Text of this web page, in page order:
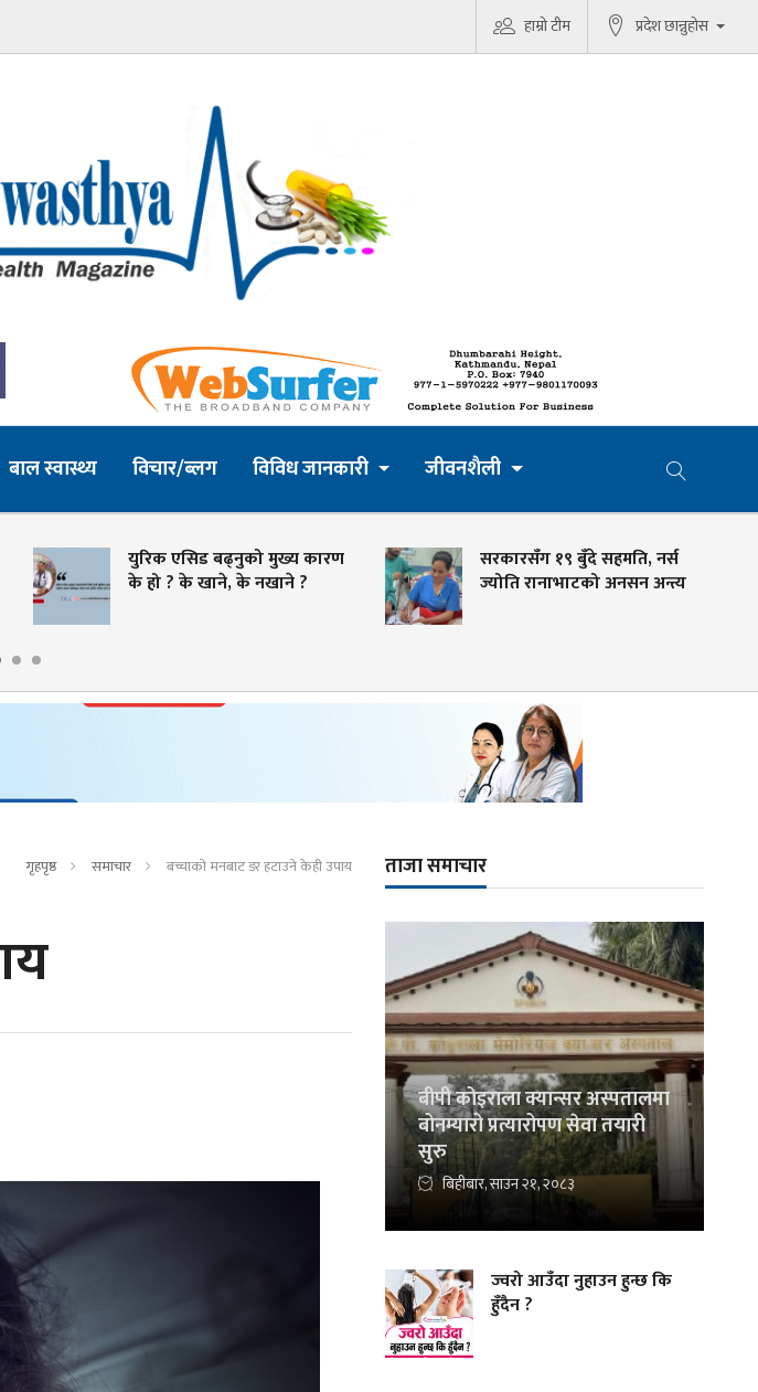
हाम्रो टीम प्रदेश छान्नुहोस
बाल स्वास्थ्य विचार/ब्लग विविध जानकारी जीवनशैली
युरिक एसिड बढ्नुको मुख्य कारण
के हो ? के खाने, के नखाने ?
सरकारसँग १९ बुँदे सहमति, नर्स
ज्योति रानाभाटको अनसन अन्त्य
गृहपृष्ठ समाचार बच्चाको मनबाट डर हटाउने केही उपाय ताजा समाचार
बीपी कोइराला क्यान्सर अस्पतालमा
बोनम्यारो प्रत्यारोपण सेवा तयारी
सुरु
बिहीबार, साउन २१, २०८३
ज्वरो आउँदा नुहाउन हुन्छ कि
हुँदैन ?